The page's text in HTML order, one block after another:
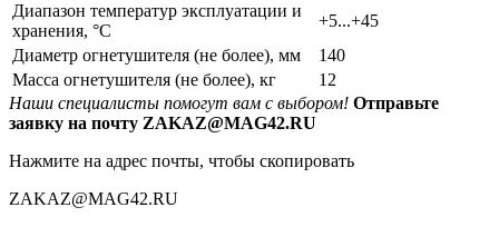
Диапазон температур эксплуатации и
хранения, °С
+5...+45
Диаметр огнетушителя (не более), мм
140
Масса огнетушителя (не более), кг
12
Наши специалисты помогут вам с выбором! Отправьте
заявку на почту ZAKAZ@MAG42.RU
Нажмите на адрес почты, чтобы скопировать
ZAKAZ@MAG42.RU